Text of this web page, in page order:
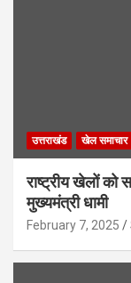
उत्तराखंड खेल समाचार
राष्ट्रीय खेलों को
मुख्यमंत्री धामी
February 7, 2025